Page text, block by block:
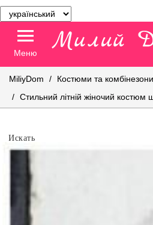
Меню
MiliyDom
Костюми та комбінезони
Стильний літній жіночий костюм